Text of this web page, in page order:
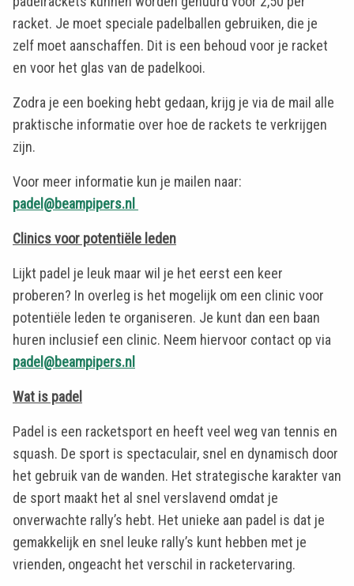
racket. Je moet speciale padelballen gebruiken, die je
zelf moet aanschaffen. Dit is een behoud voor je racket
en voor het glas van de padelkooi.
Zodra je een boeking hebt gedaan, krijg je via de mail alle
praktische informatie over hoe de rackets te verkrijgen
zijn.
Voor meer informatie kun je mailen naar:
padel@beampipers.nl
Clinics voor potentiële leden
Lijkt padel je leuk maar wil je het eerst een keer
proberen? In overleg is het mogelijk om een clinic voor
potentiële leden te organiseren. Je kunt dan een baan
huren inclusief een clinic. Neem hiervoor contact op via
padel@beampipers.nl
Wat is padel
Padel is een racketsport en heeft veel weg van tennis en
squash. De sport is spectaculair, snel en dynamisch door
het gebruik van de wanden. Het strategische karakter van
de sport maakt het al snel verslavend omdat je
onverwachte rally’s hebt. Het unieke aan padel is dat je
gemakkelijk en snel leuke rally’s kunt hebben met je
vrienden, ongeacht het verschil in racketervaring.